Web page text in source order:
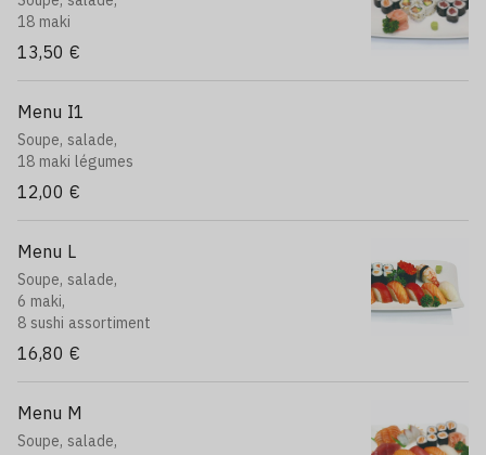
18 maki
13,50 €
Menu I1
Soupe, salade,
18 maki légumes
12,00 €
Menu L
Soupe, salade,
6 maki,
8 sushi assortiment
16,80 €
Menu M
Soupe, salade,